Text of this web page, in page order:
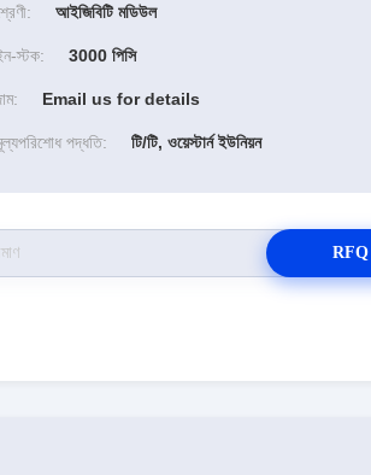
আইজিবিটি মডিউল
স্টক: 3000 পিসি
Email us for details
পদ্ধতি: টি/টি, ওয়েস্টার্ন ইউনিয়ন
RFQ